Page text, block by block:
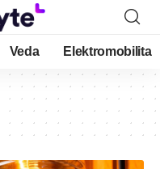
Veda Elektromobilita